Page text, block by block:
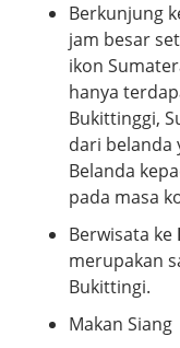
Berkunjung
jam besar
ikon
hanya
Bukittinggi,
dari belanda
Belanda
pada masa
Berwisata ke
merupakan
Bukittingi.
Makan Siang